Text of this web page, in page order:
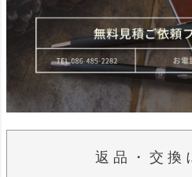
返品・交換